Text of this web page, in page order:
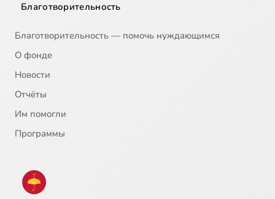
Благотворительность
Благотворительность — помочь нуждающимся
О фонде
Новости
Отчёты
Им помогли
Программы